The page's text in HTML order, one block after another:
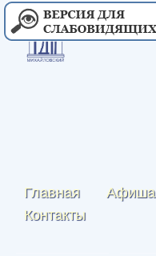
Главная Афиша
Контакты